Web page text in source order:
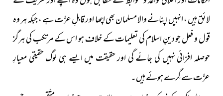
لائق ہیں ، انہیں اپنانے والا مسلمان بھی اچھا اور قابلِ عزّت ہے ، جبکہ ہر وہ
قول و فعل جو دینِ اسلام کی تعلیمات کے خلاف ہو اس کے مرتکب کی ہرگز
حوصلہ افزائی نہیں کی جائے گی اور حقیقت میں ایسے ہی لوگ حقیقی معیارِ
عزّت سے گِرے ہوئے ہیں۔